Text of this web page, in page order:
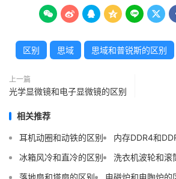
     
区别 思域 思域和普锐斯的区别
上一篇
光学显微镜和电子显微镜的区别
相关推荐
耳机动圈和动铁的区别
内存DDR4和
冰箱风冷和直冷的区别
洗衣机波轮和滚
落地扇和塔扇的区别
电磁炉和电陶炉的